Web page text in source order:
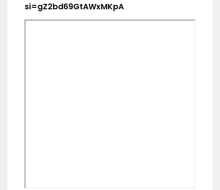
si=gZ2bd69GtAWxMKpA